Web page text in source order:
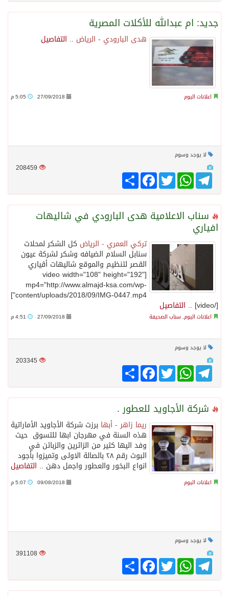
جديد: ام عبدالله للأكلات المصرية
هدى البارودي - الرياض .. التفاصيل
اعلانات اليوم 27/09/2018
لا يوجد وسوم
208459
انشر
FacebookTwitter
WhatsAppTelegram
سناب الاعلامية هدى البارودي في شاليهات
افياري
تركي العمري - الرياض كل الشكر لمحلات
سنابل السلام الضيافه وشكر لشركة عيون
القصر لتنظيم والموقع شاليهات أڤياري
[video width="108" height="192"
mp4="http://www.almajd-ksa.com/wp-
content/uploads/2018/09/IMG-0447.mp4"]
[/video] .. التفاصيل
اعلانات اليوم, سناب الصحيفة 27/09/2018
لا يوجد وسوم
203345
انشر
FacebookTwitter
WhatsAppTelegram
شركة الأجاويد للعطور .
ريما زاهر - أبها برزت شركة الأجاويد الأماراتية
هذه السنة في مهرجان ابها للتسوق حيث
وفد اليها كثير من الزائرين والزبائن في
البوث رقم ٢٨ بالصالة الاولى وتميزوا بأجود
انواع البخور والعطور واجمل دهن .. التفاصيل
اعلانات اليوم 09/08/2018
لا يوجد وسوم
391108
انشر
FacebookTwitter
WhatsAppTelegram